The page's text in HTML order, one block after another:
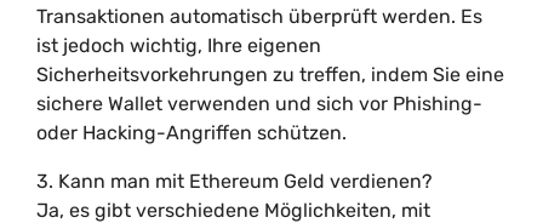
Transaktionen automatisch überprüft werden. Es
ist jedoch wichtig, Ihre eigenen
Sicherheitsvorkehrungen zu treffen, indem Sie eine
sichere Wallet verwenden und sich vor Phishing-
oder Hacking-Angriffen schützen.
3. Kann man mit Ethereum Geld verdienen?
Ja, es gibt verschiedene Möglichkeiten, mit